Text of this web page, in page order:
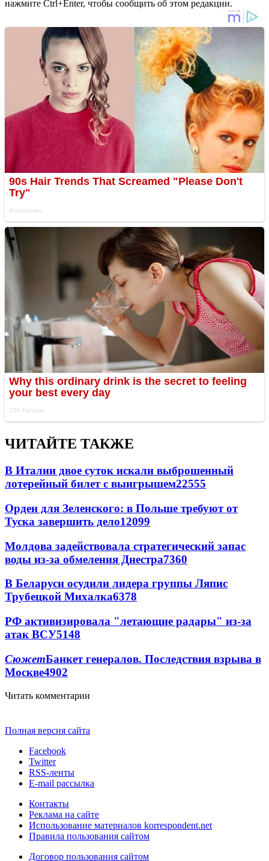
нажмите Ctrl+Enter, чтобы сообщить об этом редакции.
ЧИТАЙТЕ ТАКЖЕ
В Италии двое суток искали выброшенный
лотерейный билет с выигрышем22555
Орден для Зеленского: в Польше требуют от
Туска завершить дело12099
Молдова задействовала стратегический запас
воды из-за обмеления Днестра7360
В Беларуси осудили лидера группы Ляпис
Трубецкой Михалка6378
РФ активизировала "летающие радары" из-за
атак ВСУ5148
СюжетБанкет генералов. Последствия взрыва в
Москве4902
Читать комментарии
Полная версия сайта
Facebook
Twitter
RSS-ленты
E-mail рассылка
Контакты
Реклама на сайте
Использование материалов korrespondent.net
Правила пользования сайтом
Договор пользования сайтом